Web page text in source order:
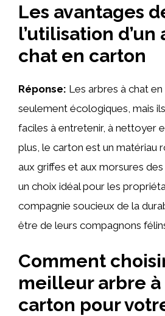
Les avantages
l’utilisation d’un
chat en carton
Réponse: Les arbres à chat
seulement écologiques, mais
faciles à entretenir, à nettoyer
plus, le carton est un matériau
aux griffes et aux morsures
un choix idéal pour les
compagnie soucieux de la
être de leurs compagnons
Comment
meilleur arbre à
carton pour